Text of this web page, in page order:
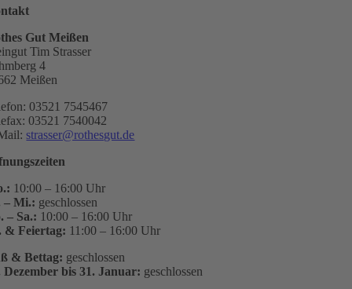
Gut Meißen
Tim Strasser
4
Meißen
03521 7545467
03521 7540042
strasser@rothesgut.de
10:00 – 16:00 Uhr
– Mi.: geschlossen
– Sa.: 10:00 – 16:00 Uhr
& Feiertag: 11:00 – 16:00 Uhr
& Bettag: geschlossen
Dezember bis 31. Januar: geschlossen